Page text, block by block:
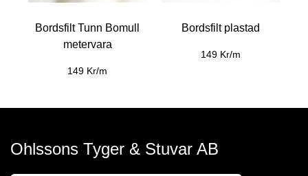
Bordsfilt Tunn Bomull
metervara
149 Kr/m
Bordsfilt plastad
149 Kr/m
Ohlssons Tyger & Stuvar AB